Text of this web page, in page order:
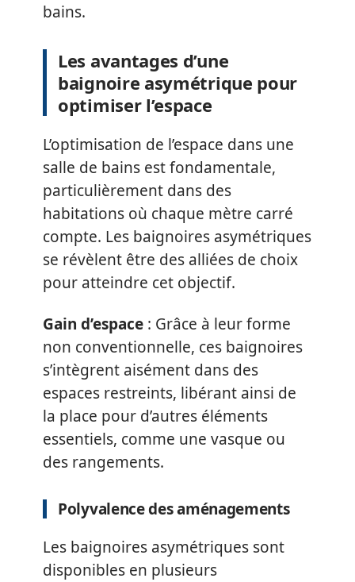
bains.
Les avantages d’une
baignoire asymétrique pour
optimiser l’espace
L’optimisation de l’espace dans une
salle de bains est fondamentale,
particulièrement dans des
habitations où chaque mètre carré
compte. Les baignoires asymétriques
se révèlent être des alliées de choix
pour atteindre cet objectif.
Gain d’espace : Grâce à leur forme
non conventionnelle, ces baignoires
s’intègrent aisément dans des
espaces restreints, libérant ainsi de
la place pour d’autres éléments
essentiels, comme une vasque ou
des rangements.
Polyvalence des aménagements
Les baignoires asymétriques sont
disponibles en plusieurs